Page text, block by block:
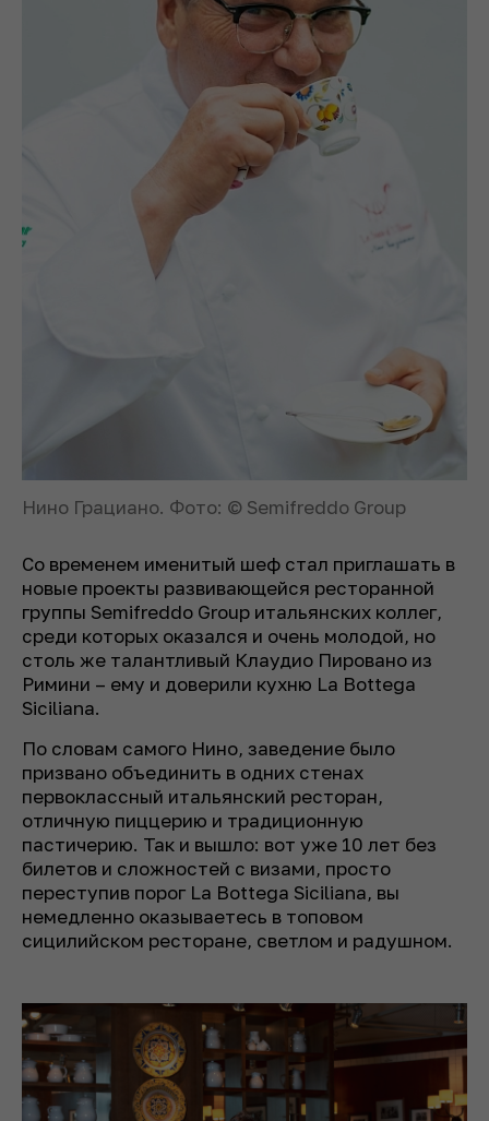
Нино Грациано. Фото: © Semifreddo Group
Со временем именитый шеф стал приглашать в
новые проекты развивающейся ресторанной
группы Semifreddo Group итальянских коллег,
среди которых оказался и очень молодой, но
столь же талантливый Клаудио Пировано из
Римини – ему и доверили кухню La Bottega
Siciliana.
По словам самого Нино, заведение было
призвано объединить в одних стенах
первоклассный итальянский ресторан,
отличную пиццерию и традиционную
пастичерию. Так и вышло: вот уже 10 лет без
билетов и сложностей с визами, просто
переступив порог La Bottega Siciliana, вы
немедленно оказываетесь в топовом
сицилийском ресторане, светлом и радушном.